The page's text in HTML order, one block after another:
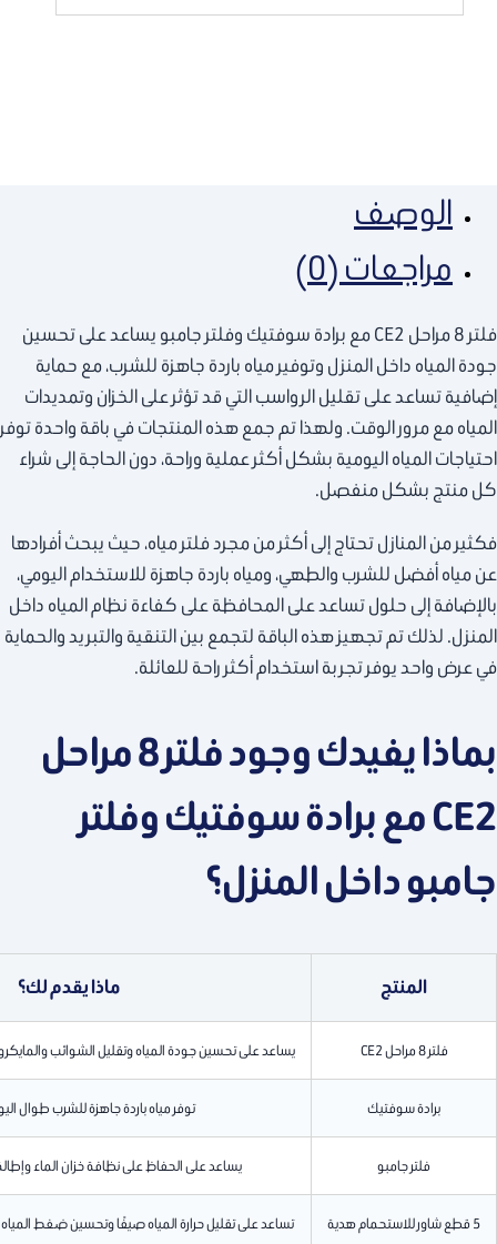
الوصف
مراجعات (0)
فلتر 8 مراحل CE2 مع برادة سوفتيك وفلتر جامبو يساعد على تحسين
جودة المياه داخل المنزل وتوفير مياه باردة جاهزة للشرب، مع حماية
إضافية تساعد على تقليل الرواسب التي قد تؤثر على الخزان وتمديدات
المياه مع مرور الوقت. ولهذا تم جمع هذه المنتجات في باقة واحدة توفر
احتياجات المياه اليومية بشكل أكثر عملية وراحة، دون الحاجة إلى شراء
كل منتج بشكل منفصل.
فكثير من المنازل تحتاج إلى أكثر من مجرد فلتر مياه، حيث يبحث أفرادها
عن مياه أفضل للشرب والطهي، ومياه باردة جاهزة للاستخدام اليومي،
بالإضافة إلى حلول تساعد على المحافظة على كفاءة نظام المياه داخل
المنزل. لذلك تم تجهيز هذه الباقة لتجمع بين التنقية والتبريد والحماية
في عرض واحد يوفر تجربة استخدام أكثر راحة للعائلة.
بماذا يفيدك وجود فلتر 8 مراحل
CE2 مع برادة سوفتيك وفلتر
جامبو داخل المنزل؟
المنتج ماذا يقدم لك؟
فلتر 8 مراحل CE2 يساعد على تحسين جودة المياه وتقليل الشوائب
برادة سوفتيك توفر مياه باردة جاهزة للشرب طوال
فلتر جامبو يساعد على الحفاظ على نظافة خزان الماء
5 قطع شاور للاستحمام هدية تساعد على تقليل حرارة المياه صيفًا وتحسين ضغط